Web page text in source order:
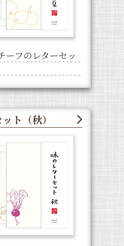
ーフのレターセッ
ト（秋）